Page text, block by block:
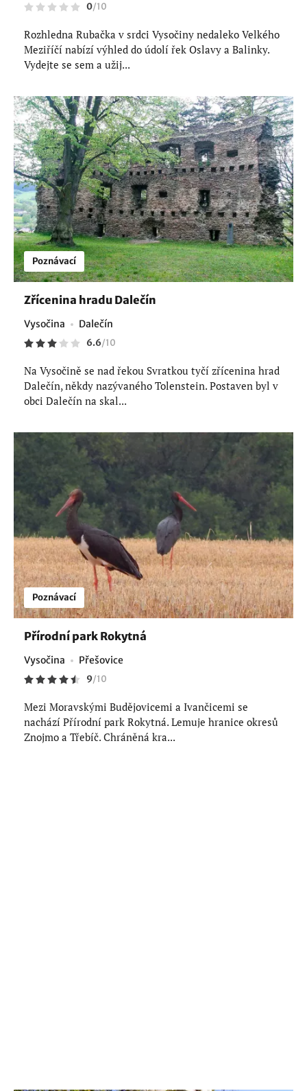
0/10
Rozhledna Rubačka v srdci Vysočiny nedaleko Velkého
Meziříčí nabízí výhled do údolí řek Oslavy a Balinky.
Vydejte se sem a užij...
Poznávací
Zřícenina hradu Dalečín
Vysočina Dalečín
6.6/10
Na Vysočině se nad řekou Svratkou tyčí zřícenina hrad
Dalečín, někdy nazývaného Tolenstein. Postaven byl v
obci Dalečín na skal...
Poznávací
Přírodní park Rokytná
Vysočina Přešovice
9/10
Mezi Moravskými Budějovicemi a Ivančicemi se
nachází Přírodní park Rokytná. Lemuje hranice okresů
Znojmo a Třebíč. Chráněná kra...